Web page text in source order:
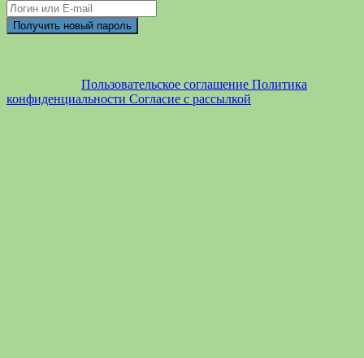
Пользовательское соглашение Политика
конфиденциальности Согласие с рассылкой